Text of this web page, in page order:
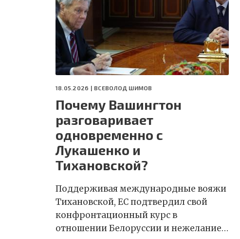
18.05.2026 | ВСЕВОЛОД ШИМОВ
Почему Вашингтон
разговаривает
одновременно с
Лукашенко и
Тихановской?
Поддерживая международные вояжи
Тихановской, ЕС подтвердил свой
конфронтационный курс в
отношении Белоруссии и нежелание…